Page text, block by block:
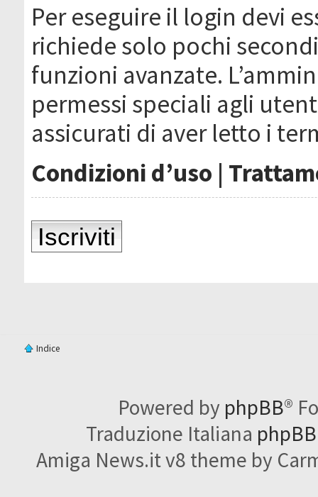
Per eseguire il login devi
richiede solo pochi
funzioni avanzate.
permessi speciali agli
assicurati di aver letto i
Condizioni d’uso |
Iscriviti
Indice
Powered by phpBB®
Traduzione Italiana
Amiga News.it v8 theme by